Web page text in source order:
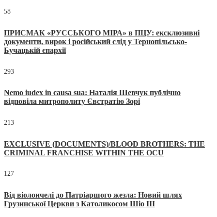
58
ПРИСМАК «РУССЬКОГО МІРА» в ПЦУ: ексклюзивні
документи, вирок і російський слід у Тернопільсько-
Бучацькій єпархії
293
Nemo iudex in causa sua: Наталія Шевчук публічно
відповіла митрополиту Євстратію Зорі
213
EXCLUSIVE (DOCUMENTS)/BLOOD BROTHERS: THE
CRIMINAL FRANCHISE WITHIN THE OCU
127
Від віолончелі до Патріаршого жезла: Новий шлях
Грузинської Церкви з Католикосом Шіо III